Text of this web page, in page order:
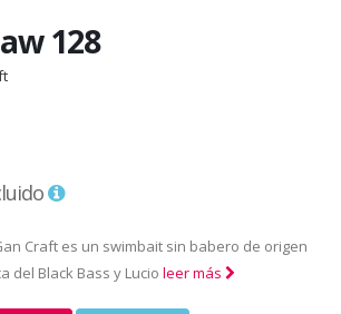
128
Craft es un swimbait sin babero de origen
del Black Bass y Lucio leer más